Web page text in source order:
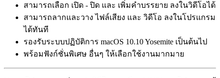
สามารถเลือก เปิด - ปิด และ เพิ่มคำบรรยาย ลงในวิดีโอได้
สามารถลากและวาง ไฟล์เสียง และ วิดีโอ ลงในโปรแกรม
ได้ทันที
รองรับระบบปฏิบัติการ macOS 10.10 Yosemite เป็นต้นไป
พร้อมฟังก์ชั่นพิเศษ อื่นๆ ให้เลือกใช้งานมากมาย